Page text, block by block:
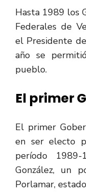
Hasta 1989 los
Federales de
el Presidente
año se
pueblo.
El primer
El primer
en ser electo
período
González, un
Porlamar,